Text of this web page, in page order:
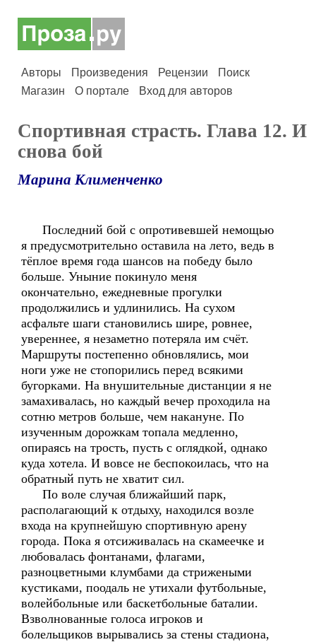
Авторы Произведения Рецензии
Поиск
Магазин
О портале Вход для авторов
Спортивная страсть. Глава 12. И
снова бой
Марина Клименченко
Последний бой с опротивевшей немощью
я предусмотрительно оставила на лето, ведь в
тёплое время года шансов на победу было
больше. Уныние покинуло меня
окончательно, ежедневные прогулки
продолжились и удлинились. На сухом
асфальте шаги становились шире, ровнее,
увереннее, я незаметно потеряла им счёт.
Маршруты постепенно обновлялись, мои
ноги уже не стопорились перед всякими
бугорками. На внушительные дистанции я не
замахивалась, но каждый вечер проходила на
сотню метров больше, чем накануне. По
изученным дорожкам топала медленно,
опираясь на трость, пусть с оглядкой, однако
куда хотела. И вовсе не беспокоилась, что на
обратный путь не хватит сил.
По воле случая ближайший парк,
располагающий к отдыху, находился возле
входа на крупнейшую спортивную арену
города. Пока я отсиживалась на скамеечке и
любовалась фонтанами, флагами,
разноцветными клумбами да стрижеными
кустиками, поодаль не утихали футбольные,
волейбольные или баскетбольные баталии.
Взволнованные голоса игроков и
болельщиков вырывались за стены стадиона,